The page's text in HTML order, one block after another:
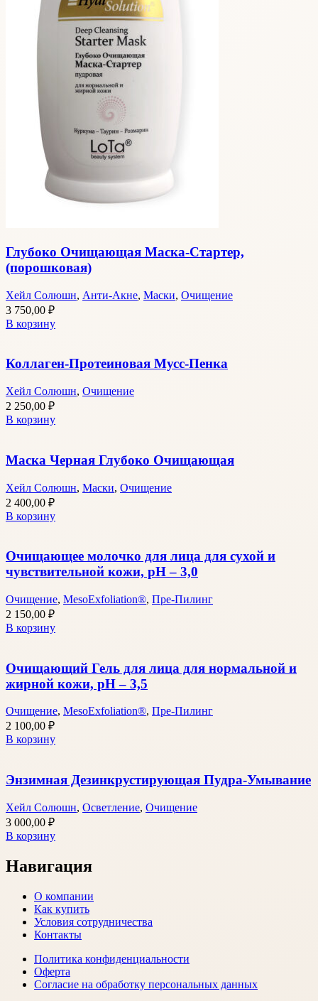
Глубоко Очищающая Маска-Стартер,
(порошковая)
Хейл Солюшн, Анти-Акне, Маски, Очищение
3 750,00 ₽
В корзину
Коллаген-Протеиновая Мусс-Пенка
Хейл Солюшн, Очищение
2 250,00 ₽
В корзину
Маска Черная Глубоко Очищающая
Хейл Солюшн, Маски, Очищение
2 400,00 ₽
В корзину
Очищающее молочко для лица для сухой и
чувствительной кожи, pH – 3,0
Очищение, MesoExfoliation®, Пре-Пилинг
2 150,00 ₽
В корзину
Очищающий Гель для лица для нормальной и
жирной кожи, pH – 3,5
Очищение, MesoExfoliation®, Пре-Пилинг
2 100,00 ₽
В корзину
Энзимная Дезинкрустирующая Пудра-Умывание
Хейл Солюшн, Осветление, Очищение
3 000,00 ₽
В корзину
Навигация
О компании
Как купить
Условия сотрудничества
Контакты
Политика конфиденциальности
Оферта
Согласие на обработку персональных данных